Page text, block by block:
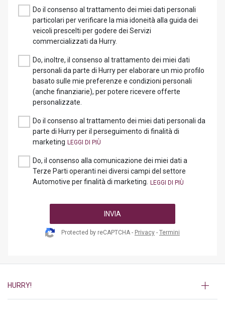
Do il consenso al trattamento dei miei dati personali
particolari per verificare la mia idoneità alla guida dei
veicoli prescelti per godere dei Servizi
commercializzati da Hurry.
Do, inoltre, il consenso al trattamento dei miei dati
personali da parte di Hurry per elaborare un mio profilo
basato sulle mie preferenze e condizioni personali
(anche finanziarie), per potere ricevere offerte
personalizzate.
Do il consenso al trattamento dei miei dati personali da
parte di Hurry per il perseguimento di finalità di
marketing
Do, il consenso alla comunicazione dei miei dati a
Terze Parti operanti nei diversi campi del settore
Automotive per finalità di marketing.
INVIA
Protected by reCAPTCHA - Privacy - Termini
HURRY!